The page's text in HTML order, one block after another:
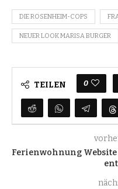
DIE ROSENHEIM-COPS
NEUER LOOK MARISA BURGER
TEILEN 0
Ferienwohnung